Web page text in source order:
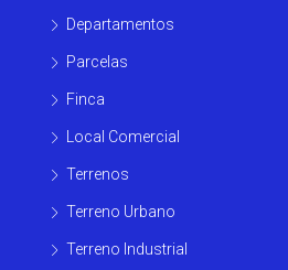
Departamentos
Parcelas
Finca
Local Comercial
Terrenos
Terreno Urbano
Terreno Industrial